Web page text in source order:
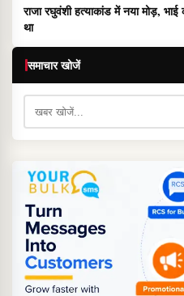
राजा रघुवंशी हत्याकांड में नया मोड़, भाई
था
समाचार खोजें